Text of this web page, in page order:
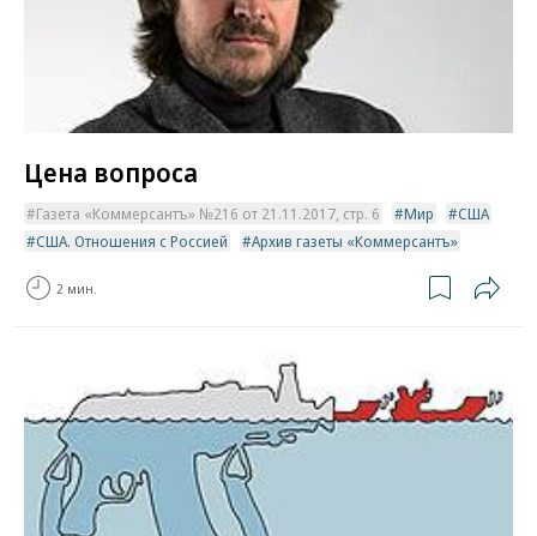
Цена вопроса
Газета «Коммерсантъ» №216 от 21.11.2017, стр. 6 Мир
США
США. Отношения с Россией
Архив газеты «Коммерсантъ»
2 мин.